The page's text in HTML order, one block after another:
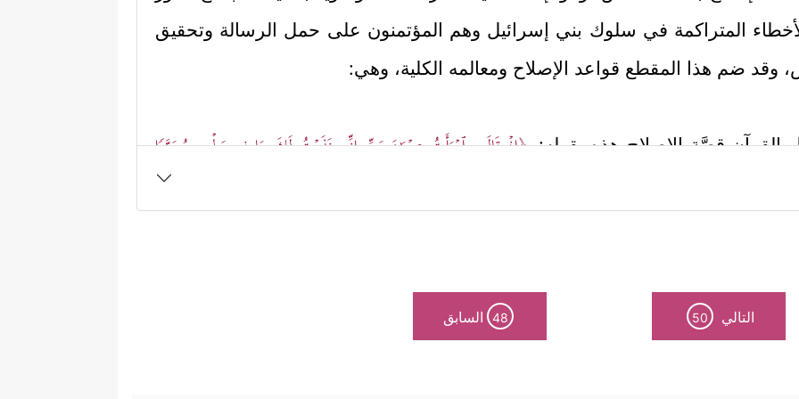
المتراكمة في سلوك بني إسرائيل وهم المؤتمنون على حمل الرسالة وتحقيق
وقد ضم هذا المقطع قواعد الإصلاح ومعالمه الكلية، وهي:
القرآن قصَّة الإصلاح هذه بقوله:﴿إِذۡ قَالَتِ ٱمۡرَأَتُ عِمۡرَ ٰ⁠نَ رَبِّ إِنِّی نَذَرۡتُ لَكَ مَا فِی بَطۡنِی مُحَرَّرࣰا
رحم الأمهات، فأم مريم لم تنتظر وليدها لكي تبحث في مصيره وما يصلح له، بل
والحماية ما لا يخفى، وكان من ذلك أن سخَّر لها نبيًّا من الأنبياء ليقوم بكفالتها
التالي 50
48 السابق